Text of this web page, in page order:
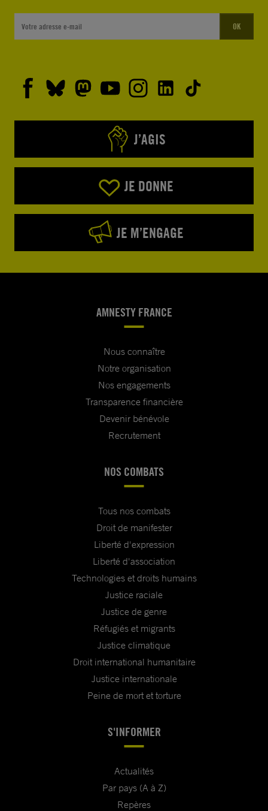
OK
J’AGIS
JE DONNE
JE M’ENGAGE
AMNESTY FRANCE
Nous connaître
Notre organisation
Nos engagements
Transparence financière
Devenir bénévole
Recrutement
NOS COMBATS
Tous nos combats
Droit de manifester
Liberté d'expression
Liberté d'association
Technologies et droits humains
Justice raciale
Justice de genre
Réfugiés et migrants
Justice climatique
Droit international humanitaire
Justice internationale
Peine de mort et torture
S'INFORMER
Actualités
Par pays (A à Z)
Repères